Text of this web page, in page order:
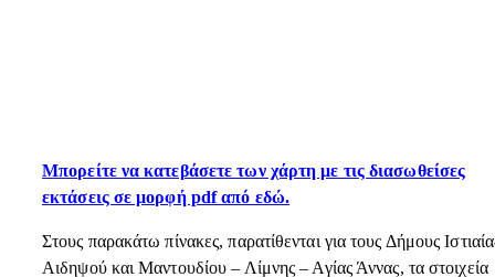
Μπορείτε να κατεβάσετε των χάρτη με τις διασωθείσες
εκτάσεις σε μορφή pdf από εδώ.
Στους παρακάτω πίνακες, παρατίθενται για τους Δήμους
Αιδηψού και Μαντουδίου – Λίμνης – Αγίας Άννας, τα στοιχεία